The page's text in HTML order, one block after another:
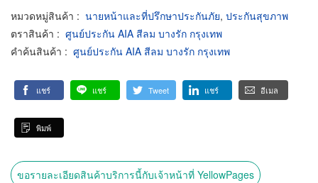
หมวดหมู่สินค้า : นายหน้าและที่ปรึกษาประกันภัย, ประกันสุขภาพ
ตราสินค้า : ศูนย์ประกัน AIA สีลม บางรัก กรุงเทพ
คำค้นสินค้า : ศูนย์ประกัน AIA สีลม บางรัก กรุงเทพ
แชร์ แชร์ Tweet แชร์ อีเมล
พิมพ์
ขอรายละเอียดสินค้าบริการนี้กับเจ้าหน้าที่ YellowPages